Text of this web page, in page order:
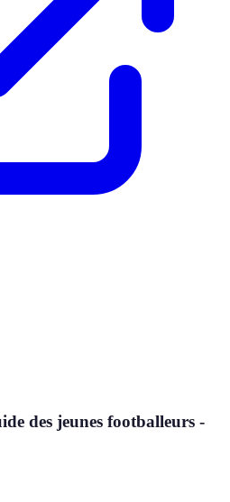
des jeunes footballeurs -